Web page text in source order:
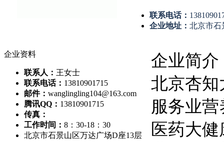
联系电话：
企业地址： 北京市石
企业资料
联系人： 王女士
联系电话： 13810901715
邮件： wanglingling104@163.com
腾讯QQ： 13810901715
传真：
工作时间： 8：30-18：30
北京市石景山区万达广场D座13层
企业简介
北京杏知
服务业
医药大